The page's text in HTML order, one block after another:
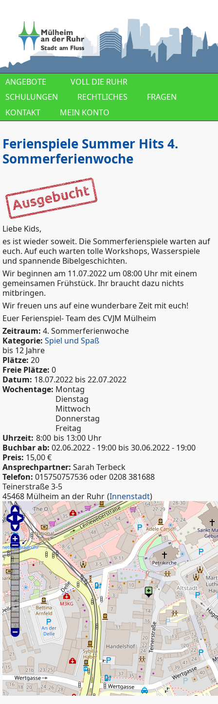
ANGEBOTE
VOLL DIE RUHR
SCHULUNGEN
RECHTLICHES
FRAGEN
KONTAKT
MEIN KONTO
Ferienspiele Summer Hits 4.
Sommerferienwoche
Liebe Kids,
es ist wieder soweit. Die Sommerferienspiele warten auf
euch. Auf euch warten tolle Workshops, Wasserspiele
und spannende Bibelgeschichten.
Wir beginnen am 11.07.2022 um 08:00 Uhr mit einem
gemeinsamen Frühstück. Ihr braucht dazu nichts
mitbringen.
Wir freuen uns auf eine wunderbare Zeit mit euch!
Euer Ferienspiel- Team des CVJM Mülheim
Zeitraum: 4. Sommerferienwoche
Kategorie: Spiel und Spaß
bis 12 Jahre
Plätze: 20
Freie Plätze: 0
Datum: 18.07.2022 bis 22.07.2022
Wochentage: Montag
Dienstag
Mittwoch
Donnerstag
Freitag
Uhrzeit: 8:00 bis 13:00 Uhr
Buchbar ab: 02.06.2022 - 19:00 bis 30.06.2022 - 19:00
Preis: 15,00 €
Ansprechpartner: Sarah Terbeck
Telefon: 015750757536 oder 0208 381688
Teinerstraße 3-5
45468 Mülheim an der Ruhr (Innenstadt)